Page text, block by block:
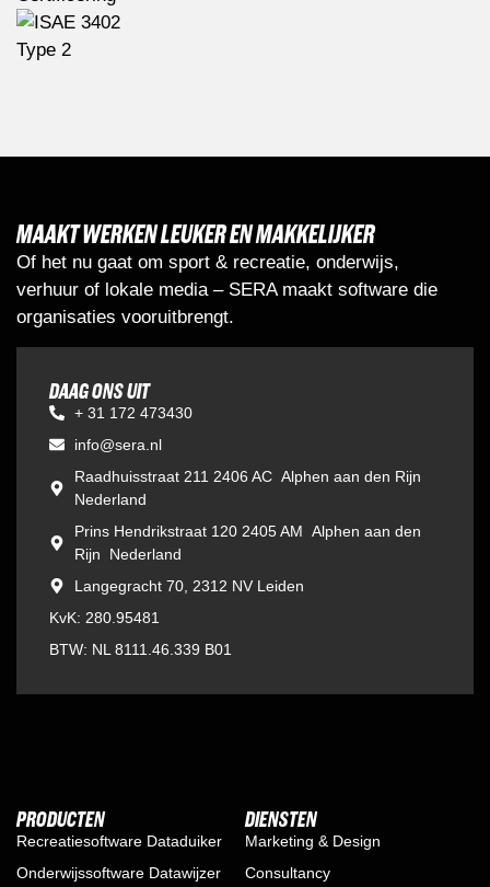
MAAKT WERKEN LEUKER EN MAKKELIJKER
Of het nu gaat om sport & recreatie, onderwijs,
verhuur of lokale media – SERA maakt software die
organisaties vooruitbrengt.
DAAG ONS UIT
+ 31 172 473430
info@sera.nl
Raadhuisstraat 211 2406 AC Alphen aan den Rijn
Nederland
Prins Hendrikstraat 120 2405 AM Alphen aan den
Rijn Nederland
Langegracht 70, 2312 NV Leiden
KvK: 280.95481
BTW: NL 8111.46.339 B01
PRODUCTEN
Recreatiesoftware Dataduiker
Onderwijssoftware Datawijzer
DIENSTEN
Marketing & Design
Consultancy